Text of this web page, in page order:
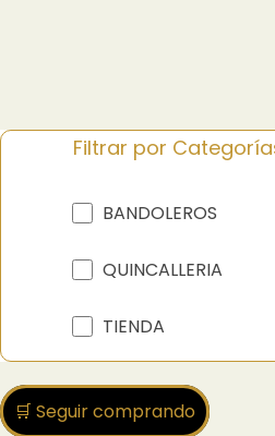
Filtrar por
BANDOLEROS
QUINCALLERIA
TIENDA
🛒 Seguir comprando